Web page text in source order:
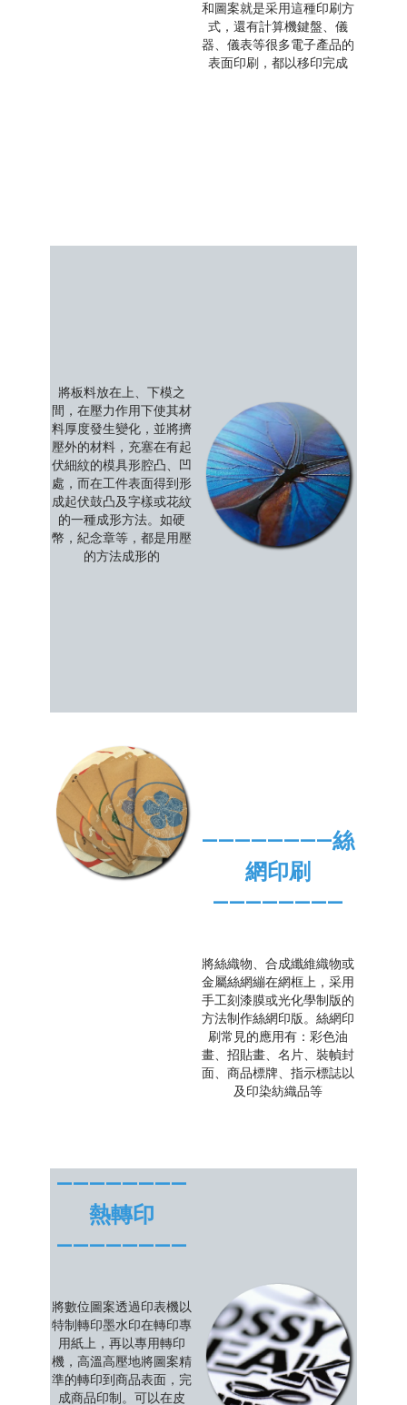
和圖案就是采用這種印刷方
式，還有計算機鍵盤、儀
器、儀表等很多電子產品的
表面印刷，都以移印完成
將板料放在上、下模之
間，在壓力作用下使其材
料厚度發生變化，並將擠
壓外的材料，充塞在有起
伏細紋的模具形腔凸、凹
處，而在工件表面得到形
成起伏鼓凸及字樣或花紋
的一種成形方法。如硬
幣，紀念章等，都是用壓
的方法成形的
————————絲
網印刷
————————
將絲織物、合成纖維織物或
金屬絲網繃在網框上，采用
手工刻漆膜或光化學制版的
方法制作絲網印版。絲網印
刷常見的應用有：彩色油
畫、招貼畫、名片、裝幀封
面、商品標牌、指示標誌以
及印染紡織品等
————————
熱轉印
————————
將數位圖案透過印表機以
特制轉印墨水印在轉印專
用紙上，再以專用轉印
機，高溫高壓地將圖案精
準的轉印到商品表面，完
成商品印制。可以在皮